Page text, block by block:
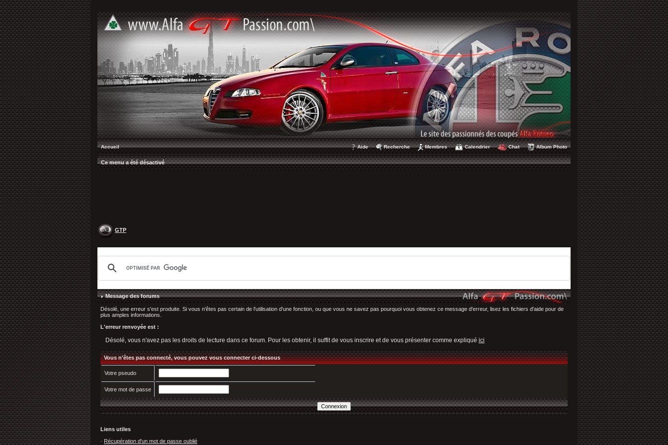
Accueil Aide Recherche Membres Calendrier Chat Album Photo
Ce menu a été désactivé
GTP
Message des forums
Désolé, une erreur s'est produite. Si vous n'êtes pas certain de l'utilisation d'une fonction, ou que vous ne savez pas pourquoi vous obtenez ce message d'erreur, lisez les fichiers d'aide pour de
plus amples informations.
L'erreur renvoyée est :
Désolé, vous n'avez pas les droits de lecture dans ce forum. Pour les obtenir, il suffit de vous inscrire et de vous présenter comme expliqué ici
Vous n'êtes pas connecté, vous pouvez vous connecter ci-dessous
Votre pseudo
Votre mot de passe
Liens utiles
· Récupération d'un mot de passe oublié